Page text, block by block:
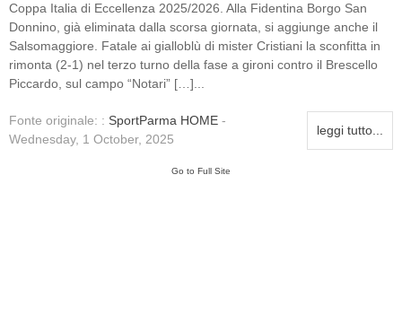
Coppa Italia di Eccellenza 2025/2026. Alla Fidentina Borgo San
Donnino, già eliminata dalla scorsa giornata, si aggiunge anche il
Salsomaggiore. Fatale ai gialloblù di mister Cristiani la sconfitta in
rimonta (2-1) nel terzo turno della fase a gironi contro il Brescello
Piccardo, sul campo “Notari” […]...
leggi tutto...
Fonte originale: : SportParma HOME -
Wednesday, 1 October, 2025
Go to Full Site